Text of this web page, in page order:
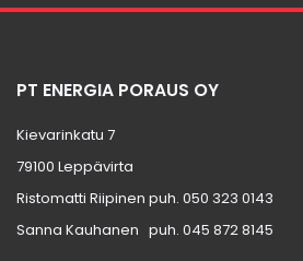
PT ENERGIA PORAUS OY
Kievarinkatu 7
79100 Leppävirta
Ristomatti Riipinen puh. 050 323 0143
Sanna Kauhanen puh. 045 872 8145